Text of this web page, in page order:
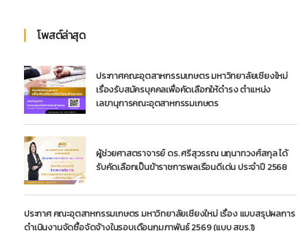
โพสต์ล่าสุด
ประกาศคณะอุตสาหกรรมเกษตร มหาวิทยาลัยเชียงใหม่
เรื่องรับสมัครบุคคลเพื่อคัดเลือกให้ดำรง ตำแหน่ง
เลขานุการคณะอุตสาหกรรมเกษตร
ผู้ช่วยศาสตราจารย์ ดร. ศรีสุวรรณ นฤนาทวงศ์สกุล ได้
รับคัดเลือกเป็นข้าราชการพลเรือนดีเด่น ประจำปี 2568
ประกาศ คณะอุตสาหกรรมเกษตร มหาวิทยาลัยเชียงใหม่ เรื่อง แบบสรุปผลการ
ดำเนินงานจัดซื้อจัดจ้างในรอบเดือนกุมภาพันธ์ 2569 (แบบ สขร.1)